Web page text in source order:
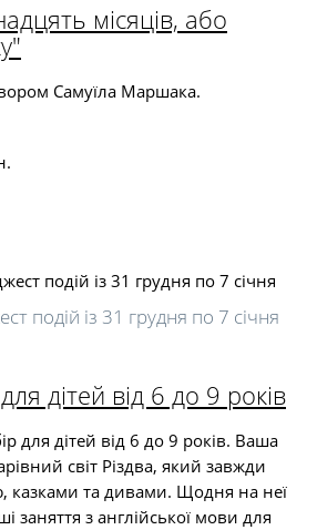
місяців, або
Самуїла Маршака.
подій із 31 грудня по 7 січня
дітей від 6 до 9 років
для дітей від 6 до 9 років. Ваша
світ Різдва, який завжди
казками та дивами. Щодня на неї
заняття з англійської мови для